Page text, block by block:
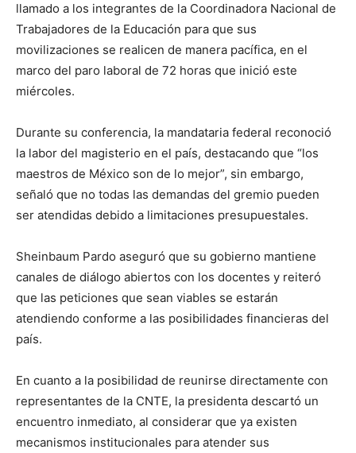
llamado a los integrantes de la Coordinadora Nacional de
Trabajadores de la Educación para que sus
movilizaciones se realicen de manera pacífica, en el
marco del paro laboral de 72 horas que inició este
miércoles.
Durante su conferencia, la mandataria federal reconoció
la labor del magisterio en el país, destacando que “los
maestros de México son de lo mejor”, sin embargo,
señaló que no todas las demandas del gremio pueden
ser atendidas debido a limitaciones presupuestales.
Sheinbaum Pardo aseguró que su gobierno mantiene
canales de diálogo abiertos con los docentes y reiteró
que las peticiones que sean viables se estarán
atendiendo conforme a las posibilidades financieras del
país.
En cuanto a la posibilidad de reunirse directamente con
representantes de la CNTE, la presidenta descartó un
encuentro inmediato, al considerar que ya existen
mecanismos institucionales para atender sus